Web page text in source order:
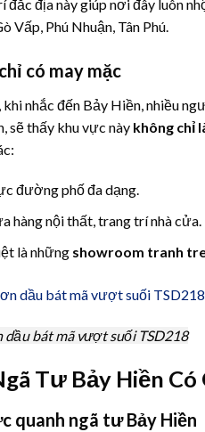
đắc địa này giúp nơi đây luôn
Vấp, Phú Nhuận, Tân Phú.
có may mặc
khi nhắc đến Bảy Hiền, nhiều
sẽ thấy khu vực này không chỉ
đường phố đa dạng.
hàng nội thất, trang trí nhà cửa.
là những showroom tranh
dầu bát mã vượt suối TSD218
Tư Bảy Hiền Có
quanh ngã tư Bảy Hiền